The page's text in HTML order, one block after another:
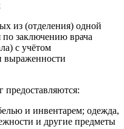
из (отделения) одной
заключению врача
с учётом
выраженности
и инвентарем; одежда,
и другие предметы